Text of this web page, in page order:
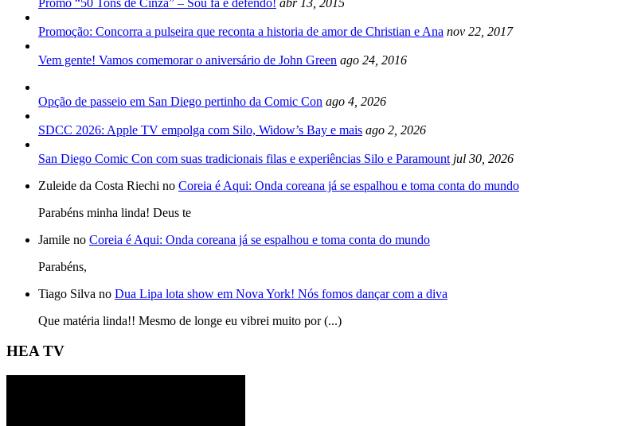
Promoção: Concorra a pulseira que reconta a historia de amor de Christian e Ana nov 22, 2017
Vem gente! Vamos comemorar o aniversário de John Green ago 24, 2016
Opção de passeio em San Diego pertinho da Comic Con ago 4, 2026
SDCC 2026: Apple TV empolga com Silo, Widow’s Bay e mais ago 2, 2026
San Diego Comic Con com suas tradicionais filas e experiências Silo e Paramount jul 30, 2026
Zuleide da Costa Riechi no Coreia é Aqui: Onda coreana já se espalhou e toma conta do mundo
Parabéns minha linda! Deus te
Jamile no Coreia é Aqui: Onda coreana já se espalhou e toma conta do mundo
Parabéns,
Tiago Silva no Dua Lipa lota show em Nova York! Nós fomos dançar com a diva
Que matéria linda!! Mesmo de longe eu vibrei muito por (...)
HEA TV